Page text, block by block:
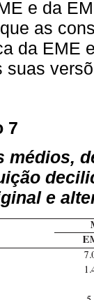
e da
as
da EME
suas
7
médios,
e